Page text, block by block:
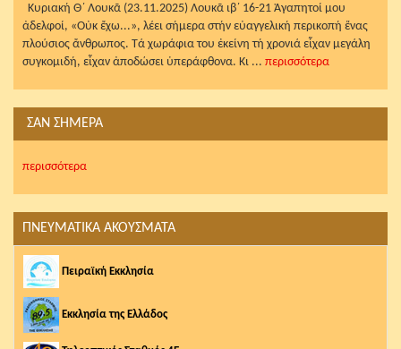
Κυριακή Θ΄ Λουκᾶ (23.11.2025) Λουκᾶ ιβ΄ 16-21 Ἀγαπητοί μου
ἀδελφοί, «Οὐκ ἔχω...», λέει σήμερα στήν εὐαγγελική περικοπή ἕνας
πλούσιος ἄνθρωπος. Τά χωράφια του ἐκείνη τή χρονιά εἶχαν μεγάλη
συγκομιδή, εἶχαν ἀποδώσει ὑπεράφθονα. Κι ... περισσότερα
ΣΑΝ ΣΗΜΕΡΑ
περισσότερα
ΠΝΕΥΜΑΤΙΚΑ ΑΚΟΥΣΜΑΤΑ
Πειραϊκή Εκκλησία
Εκκλησία της Ελλάδος